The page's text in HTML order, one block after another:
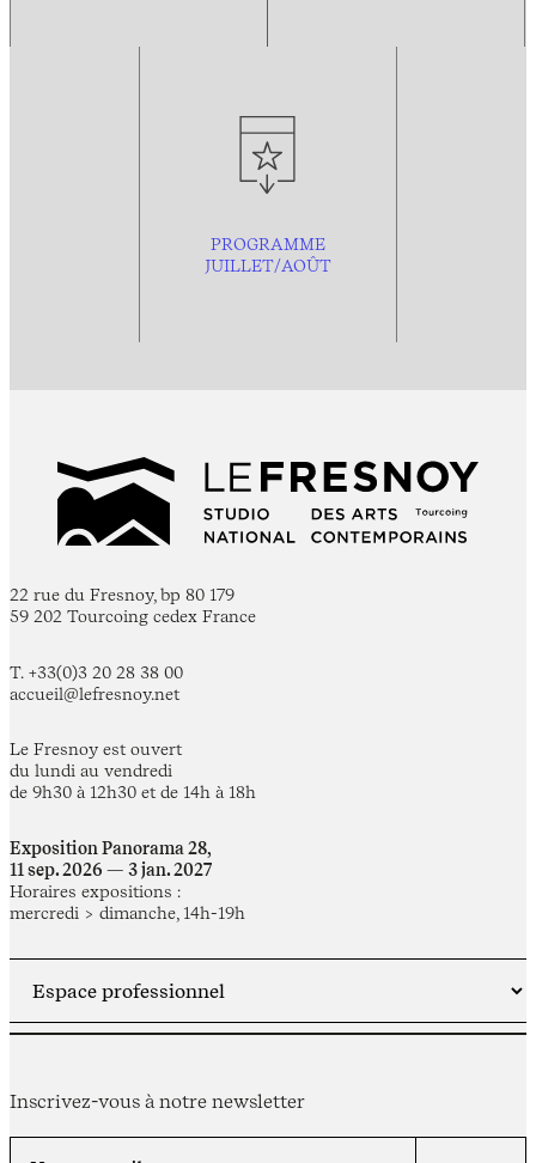
PROGRAMME
JUILLET/AOÛT
22 rue du Fresnoy, bp 80 179
59 202 Tourcoing cedex France
T. +33(0)3 20 28 38 00
accueil@lefresnoy.net
Le Fresnoy est ouvert
du lundi au vendredi
de 9h30 à 12h30 et de 14h à 18h
Exposition Panorama 28,
11 sep. 2026 — 3 jan. 2027
Horaires expositions :
mercredi > dimanche, 14h-19h
Inscrivez-vous à notre newsletter